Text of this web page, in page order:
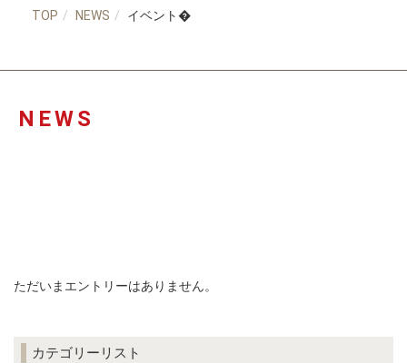
TOP NEWS イベント�
NEWS
ただいまエントリーはありません。
カテゴリーリスト